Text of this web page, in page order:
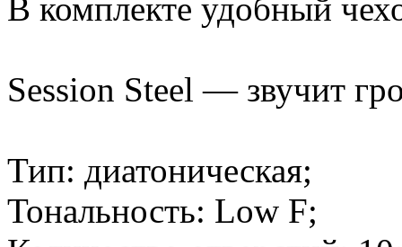
В комплекте удобный
Session Steel — звучит
Тип: диатоническая;
Тональность: Low F;